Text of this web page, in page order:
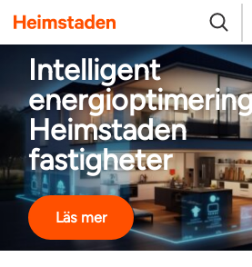
Heimstaden
Sök
Intelligent
Heimstaden
fastigheter
Läs mer